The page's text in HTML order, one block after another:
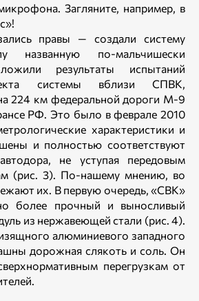
Загляните, например, в
правы — создали систему
названную по-мальчишески
результаты испытаний
системы вблизи СПВК,
224 км федеральной дороги М-9
РФ. Это было в феврале 2010
характеристики и
и полностью соответствуют
не уступая передовым
(рис. 3). По-нашему мнению, во
их. В первую очередь, «СВК»
более прочный и выносливый
из нержавеющей стали (рис. 4).
алюминиевого западного
дорожная слякоть и соль. Он
перегрузкам от